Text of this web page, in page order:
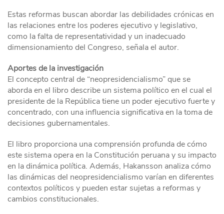
Estas reformas buscan abordar las debilidades crónicas en
las relaciones entre los poderes ejecutivo y legislativo,
como la falta de representatividad y un inadecuado
dimensionamiento del Congreso, señala el autor.
Aportes de la investigación
El concepto central de “neopresidencialismo” que se
aborda en el libro describe un sistema político en el cual el
presidente de la República tiene un poder ejecutivo fuerte y
concentrado, con una influencia significativa en la toma de
decisiones gubernamentales.
El libro proporciona una comprensión profunda de cómo
este sistema opera en la Constitución peruana y su impacto
en la dinámica política. Además, Hakansson analiza cómo
las dinámicas del neopresidencialismo varían en diferentes
contextos políticos y pueden estar sujetas a reformas y
cambios constitucionales.